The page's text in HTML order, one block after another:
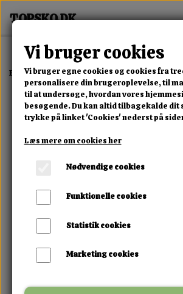
Forside Erotisk Kollektion Dvd Luscious
Vi bruger cookies
Vi bruger egne cookies og cookies fra
personalisere din brugeroplevelse, til
til at undersøge, hvordan vores
besøgende. Du kan altid tilbagekalde dit
trykke på linket 'Cookies' nederst på
Læs mere om cookies her
Nødvendige cookies
Funktionelle cookies
Statistik cookies
Marketing cookies